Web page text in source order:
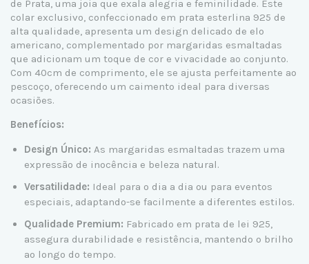
de Prata, uma joia que exala alegria e feminilidade. Este
colar exclusivo, confeccionado em prata esterlina 925 de
alta qualidade, apresenta um design delicado de elo
americano, complementado por margaridas esmaltadas
que adicionam um toque de cor e vivacidade ao conjunto.
Com 40cm de comprimento, ele se ajusta perfeitamente ao
pescoço, oferecendo um caimento ideal para diversas
ocasiões.
Benefícios:
Design Único: As margaridas esmaltadas trazem uma
expressão de inocência e beleza natural.
Versatilidade: Ideal para o dia a dia ou para eventos
especiais, adaptando-se facilmente a diferentes estilos.
Qualidade Premium: Fabricado em prata de lei 925,
assegura durabilidade e resistência, mantendo o brilho
ao longo do tempo.